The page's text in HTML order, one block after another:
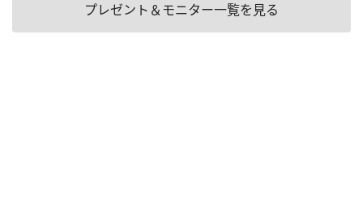
プレゼント＆モニター一覧を見る